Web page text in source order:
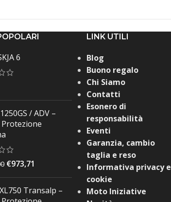
6
/ ADV –
€973,71
Transalp –
LINK UTILI
Blog
Buono regalo
Chi Siamo
Contatti
Esonero di
responsabilità
Eventi
Garanzia, cambio
taglia e reso
Informativa privacy e
cookie
Moto Iniziative